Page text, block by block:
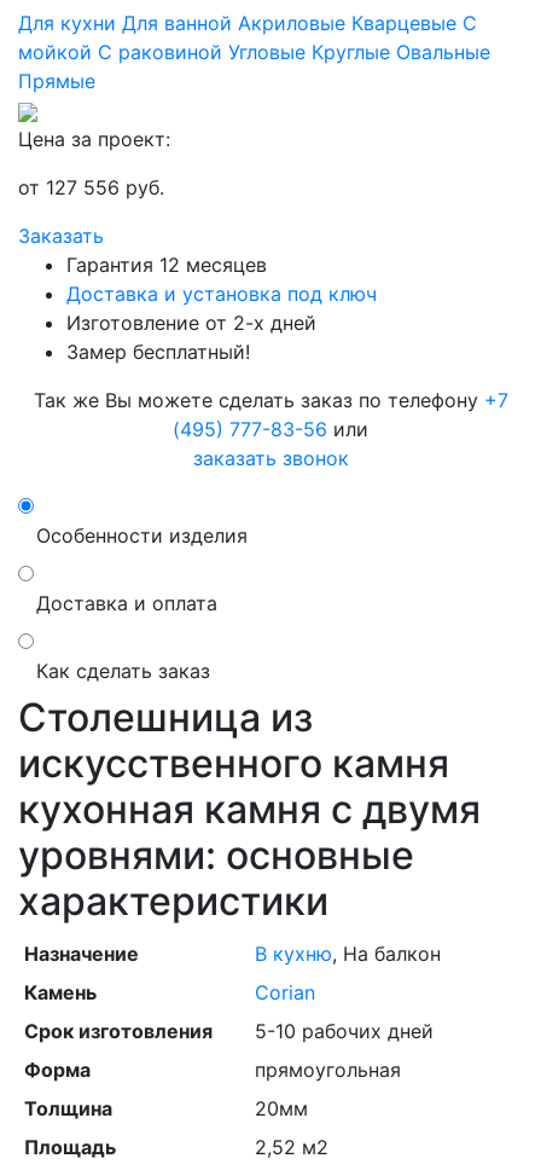
Для кухни Для ванной Акриловые Кварцевые С
мойкой С раковиной Угловые Круглые Овальные
Прямые
Цена за проект:
от 127 556 руб.
Заказать
Гарантия 12 месяцев
Доставка и установка под ключ
Изготовление от 2-х дней
Замер бесплатный!
Так же Вы можете сделать заказ по телефону +7
(495) 777-83-56 или
заказать звонок
Особенности изделия
Доставка и оплата
Как сделать заказ
Столешница из
искусственного камня
кухонная камня с двумя
уровнями: основные
характеристики
Назначение В кухню, На балкон
Камень
Corian
Срок изготовления
5-10 рабочих дней
Форма
прямоугольная
Толщина
20мм
Площадь
2,52 м2